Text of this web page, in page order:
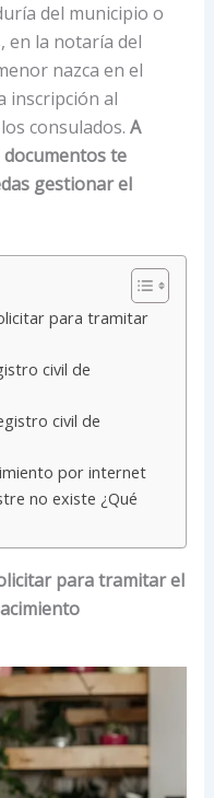
del municipio o
en la notaría del
nazca en el
inscripción al
consulados. A
te
gestionar el
para tramitar
civil de
civil de
por internet
no existe ¿Qué
para tramitar el